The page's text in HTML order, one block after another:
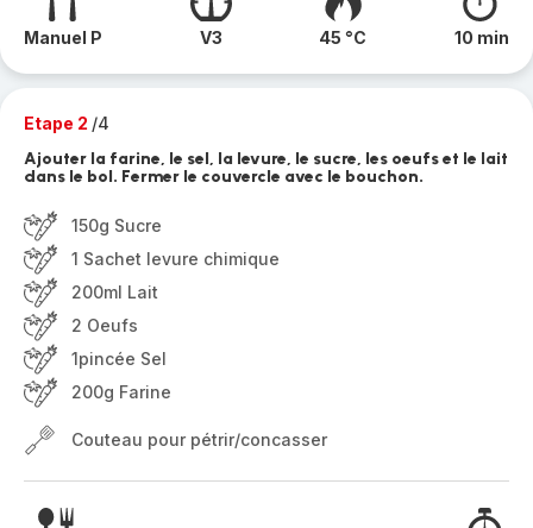
Manuel P V3 45 °C 10 min
Etape 2 /4
Ajouter la farine, le sel, la levure, le sucre, les oeufs et le lait
dans le bol. Fermer le couvercle avec le bouchon.
150g Sucre
1 Sachet levure chimique
200ml Lait
2 Oeufs
1pincée Sel
200g Farine
Couteau pour pétrir/concasser